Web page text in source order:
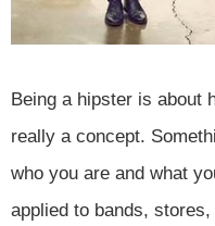
Being a hipster is about
really a concept.
who you are and what
applied to bands,